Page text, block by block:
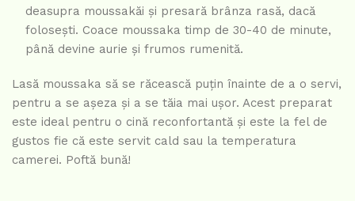
deasupra moussakăi și presară brânza rasă, dacă
folosești. Coace moussaka timp de 30-40 de minute,
până devine aurie și frumos rumenită.
Lasă moussaka să se răcească puțin înainte de a o servi,
pentru a se așeza și a se tăia mai ușor. Acest preparat
este ideal pentru o cină reconfortantă și este la fel de
gustos fie că este servit cald sau la temperatura
camerei. Poftă bună!